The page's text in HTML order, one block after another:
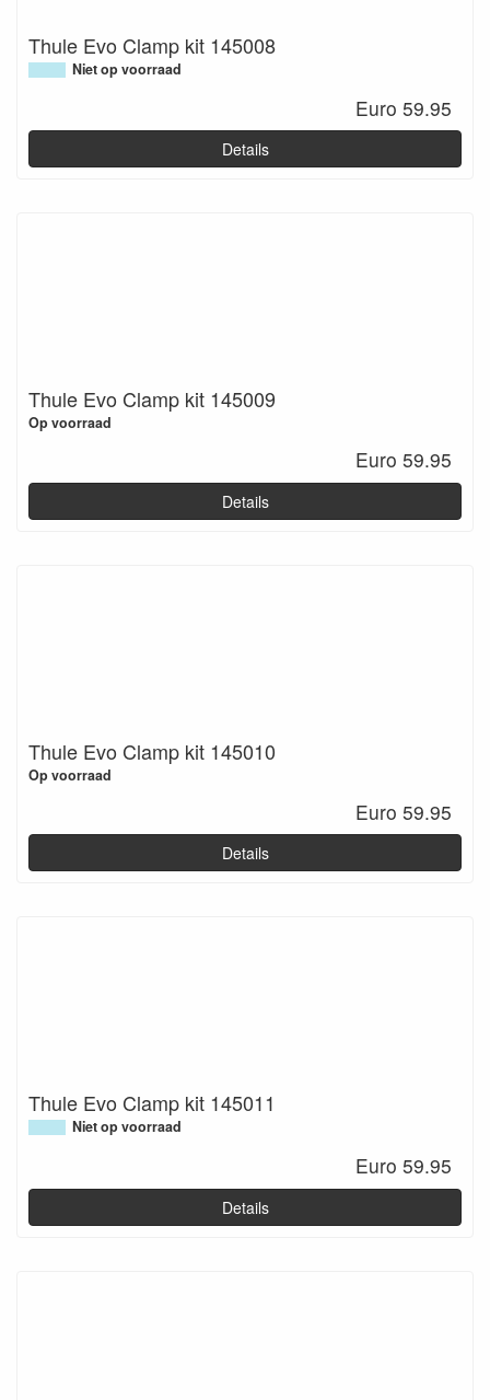
Thule Evo Clamp kit 145008
Niet op voorraad
Euro 59.95
Details
Thule Evo Clamp kit 145009
Op voorraad
Euro 59.95
Details
Thule Evo Clamp kit 145010
Op voorraad
Euro 59.95
Details
Thule Evo Clamp kit 145011
Niet op voorraad
Euro 59.95
Details